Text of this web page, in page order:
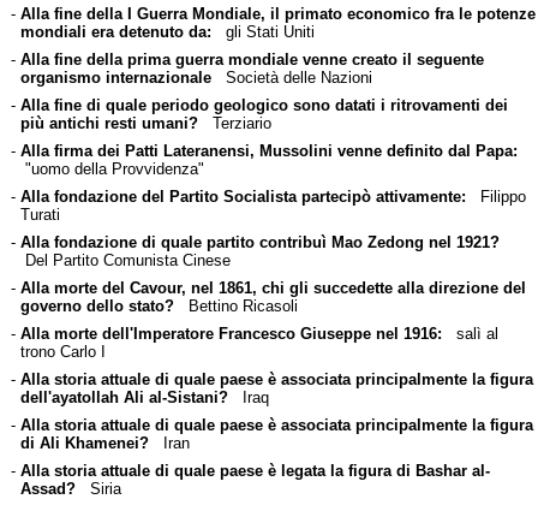
- Alla fine della I Guerra Mondiale, il primato economico fra le potenze
mondiali era detenuto da: gli Stati Uniti
- Alla fine della prima guerra mondiale venne creato il seguente
organismo internazionaleSocietà delle Nazioni
- Alla fine di quale periodo geologico sono datati i ritrovamenti dei
più antichi resti umani?Terziario
- Alla firma dei Patti Lateranensi, Mussolini venne definito dal Papa:
"uomo della Provvidenza"
- Alla fondazione del Partito Socialista partecipò attivamente: Filippo
Turati
- Alla fondazione di quale partito contribuì Mao Zedong nel 1921?
Del Partito Comunista Cinese
- Alla morte del Cavour, nel 1861, chi gli succedette alla direzione del
governo dello stato?Bettino Ricasoli
- Alla morte dell'Imperatore Francesco Giuseppe nel 1916: salì al
trono Carlo I
- Alla storia attuale di quale paese è associata principalmente la figura
dell'ayatollah Ali al-Sistani?Iraq
- Alla storia attuale di quale paese è associata principalmente la figura
di Ali Khamenei?Iran
- Alla storia attuale di quale paese è legata la figura di Bashar al-
Assad?Siria